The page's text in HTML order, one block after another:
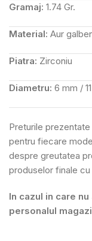
Gramaj: 1.74 Gr.
Material: Aur
Piatra: Zirconiu
Diametru: 6 mm /
Preturile
pentru fiecare
despre greutatea
produselor finale cu
In cazul in care
personalul